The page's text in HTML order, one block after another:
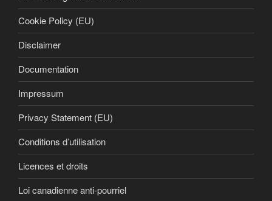
Cookie Policy (EU)
Disclaimer
Documentation
Impressum
Privacy Statement (EU)
Conditions d’utilisation
Licences et droits
Loi canadienne anti-pourriel